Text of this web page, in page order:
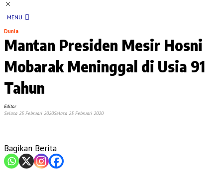
MENU
Dunia
Mantan Presiden Mesir Hosni
Mobarak Meninggal di Usia 91
Tahun
Editor
Selasa 25 Februari 2020Selasa 25 Februari 2020
Bagikan Berita